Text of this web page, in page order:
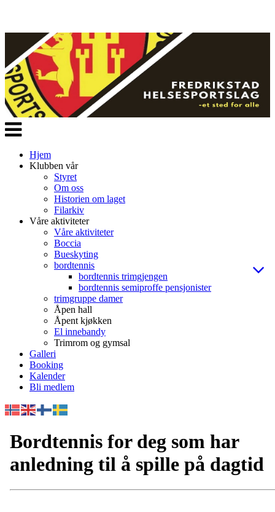
Veksle
navigasjon
Hjem
Klubben vår
Styret
Om oss
Historien om laget
Filarkiv
Våre aktiviteter
Våre aktiviteter
Boccia
Bueskyting
bordtennis
bordtennis trimgjengen
bordtennis semiproffe pensjonister
trimgruppe damer
Åpen hall
Åpent kjøkken
El innebandy
Trimrom og gymsal
Galleri
Booking
Kalender
Bli medlem
Bordtennis for deg som har
anledning til å spille på dagtid